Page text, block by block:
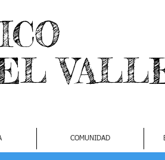
COMUNIDAD